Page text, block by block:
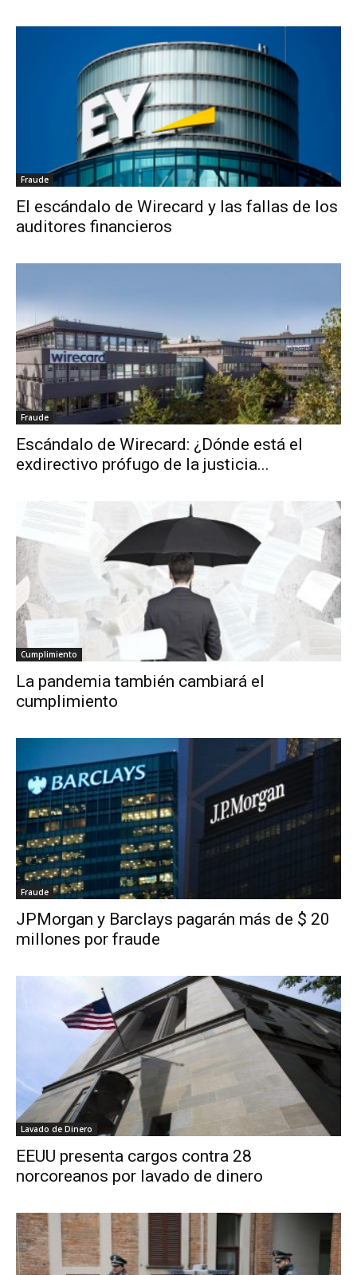
Fraude
El escándalo de Wirecard y las fallas de los
auditores financieros
Fraude
Escándalo de Wirecard: ¿Dónde está el
exdirectivo prófugo de la justicia...
Cumplimiento
La pandemia también cambiará el
cumplimiento
Fraude
JPMorgan y Barclays pagarán más de $ 20
millones por fraude
Lavado de Dinero
EEUU presenta cargos contra 28
norcoreanos por lavado de dinero